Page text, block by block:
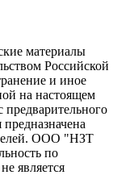
материалы
Российской
и иное
на настоящем
предварительного
ООО "НЗТ
по
является